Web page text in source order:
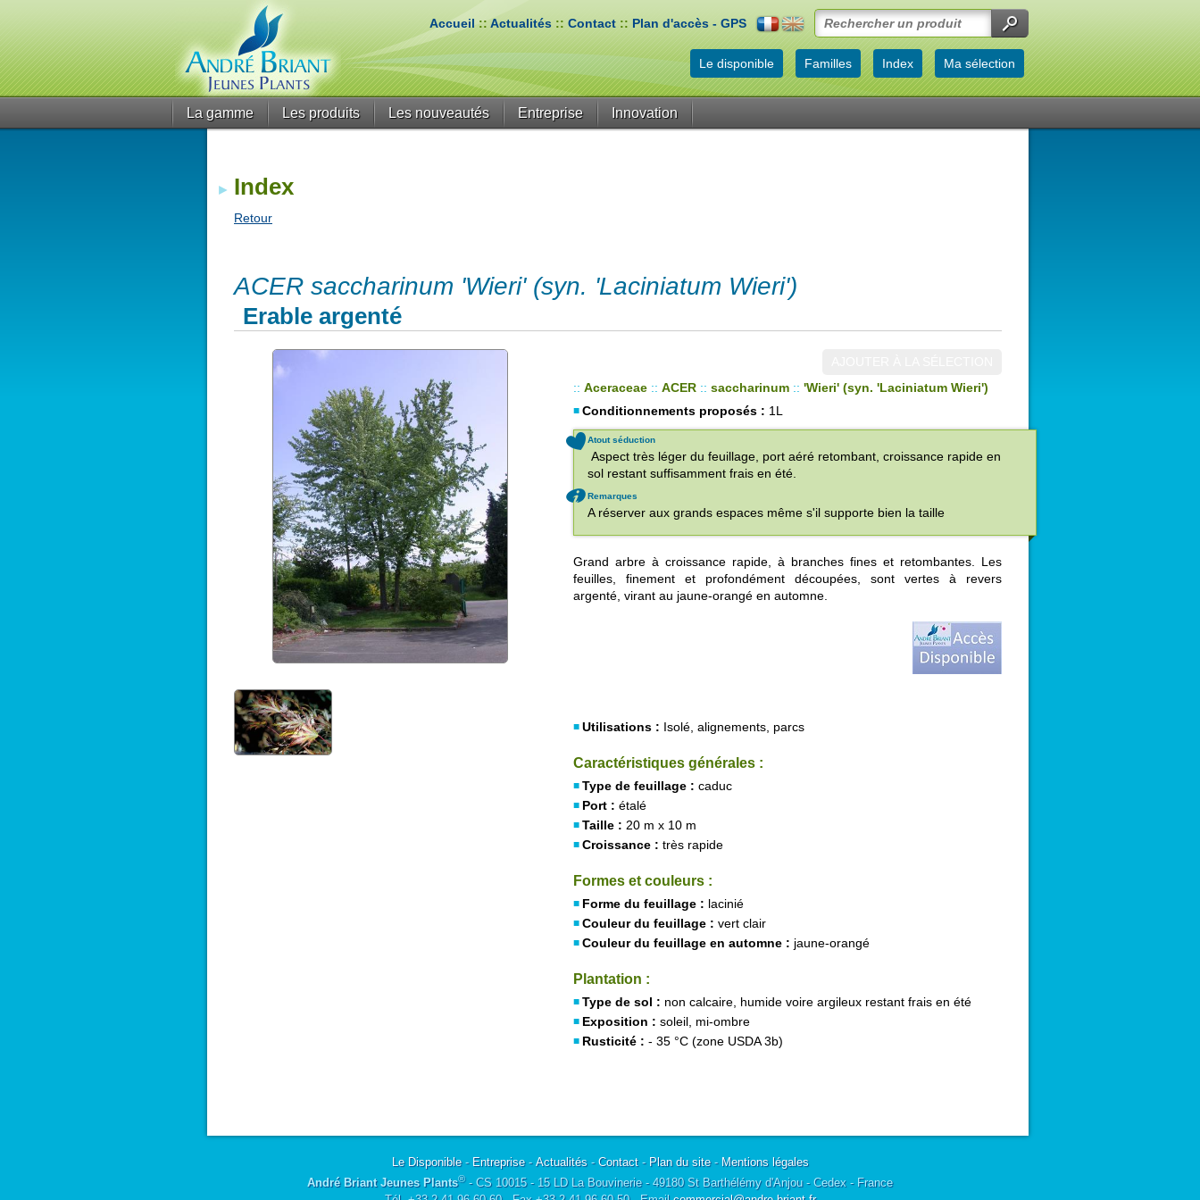
Accueil::Actualités :: Contact :: Plan d'accès - GPS
Le disponible Familles Index Ma sélection
La gamme Les produits Les nouveautés Entreprise Innovation
Index
Retour
ACER saccharinum 'Wieri' (syn. 'Laciniatum Wieri')
Erable argenté
:: Aceraceae :: ACER :: saccharinum :: 'Wieri' (syn. 'Laciniatum Wieri')
Conditionnements proposés : 1L
Atout séduction
Aspect très léger du feuillage, port aéré retombant, croissance rapide en
sol restant suffisamment frais en été.
Remarques
A réserver aux grands espaces même s'il supporte bien la taille
Grand arbre à croissance rapide, à branches fines et retombantes. Les
feuilles, finement et profondément découpées, sont vertes à revers
argenté, virant au jaune-orangé en automne.
Utilisations : Isolé, alignements, parcs
Caractéristiques générales :
Type de feuillage : caduc
Port : étalé
Taille : 20 m x 10 m
Croissance : très rapide
Formes et couleurs :
Forme du feuillage : lacinié
Couleur du feuillage : vert clair
Couleur du feuillage en automne : jaune-orangé
Plantation :
Type de sol : non calcaire, humide voire argileux restant frais en été
Exposition : soleil, mi-ombre
Rusticité : - 35 °C (zone USDA 3b)
Le Disponible- Entreprise- Actualités- Contact- Plan du site- Mentions légales
André Briant Jeunes Plants®- CS 10015 - 15 LD La Bouvinerie - 49180 St Barthélémy d'Anjou - Cedex - France